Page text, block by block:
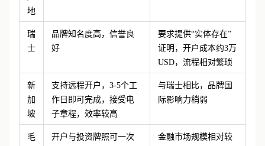
地
瑞
士
品牌知名度高，信誉良
好
要求提供“实体存在”
证明，开户成本约3万
USD，流程相对繁琐
新
加
坡
支持远程开户， 3-5个工
作日即可完成，接受电
子章程，效率较高
与瑞士相比，品牌国
际影响力稍弱
毛
开户与投资牌照可一次
金融市场规模相对较